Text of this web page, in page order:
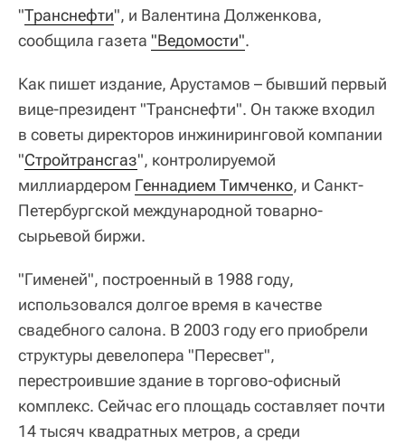
"Транснефти", и Валентина Долженкова,
сообщила газета "Ведомости".
Как пишет издание, Арустамов – бывший первый
вице-президент "Транснефти". Он также входил
в советы директоров инжиниринговой компании
"Стройтрансгаз", контролируемой
миллиардером Геннадием Тимченко, и Санкт-
Петербургской международной товарно-
сырьевой биржи.
"Гименей", построенный в 1988 году,
использовался долгое время в качестве
свадебного салона. В 2003 году его приобрели
структуры девелопера "Пересвет",
перестроившие здание в торгово-офисный
комплекс. Сейчас его площадь составляет почти
14 тысяч квадратных метров, а среди